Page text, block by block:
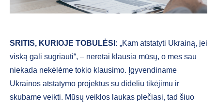
SRITIS, KURIOJE TOBULĖSI: „Kam atstatyti Ukrainą, jei
viską gali sugriauti“, – neretai klausia mūsų, o mes sau
niekada nekėlėme tokio klausimo. Įgyvendiname
Ukrainos atstatymo projektus su dideliu tikėjimu ir
skubame veikti. Mūsų veiklos laukas plečiasi, tad šiuo